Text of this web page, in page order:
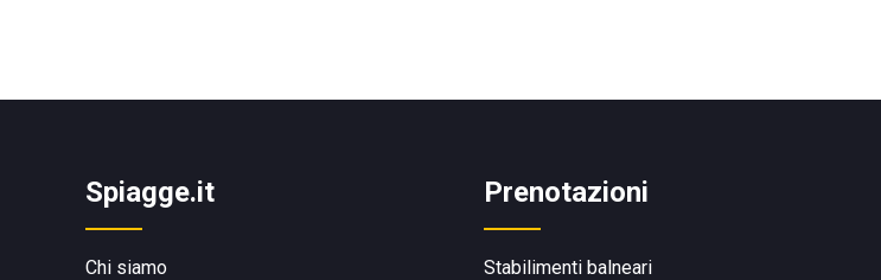
Spiagge.it
Chi siamo
Prenotazioni
Stabilimenti balneari